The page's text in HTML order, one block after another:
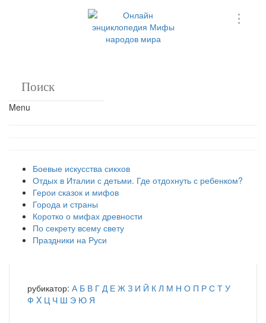
Menu
Боевые искусства сикхов
Отдых в Италии с детьми. Где отдохнуть с ребенком?
Герои сказок и мифов
Города и страны
Коротко о мифах древности
По секрету всему свету
Праздники на Руси
рубикатор: А Б В Г Д Е Ж З И Й К Л М Н О П Р С Т У
Ф X Ц Ч Ш Э Ю Я